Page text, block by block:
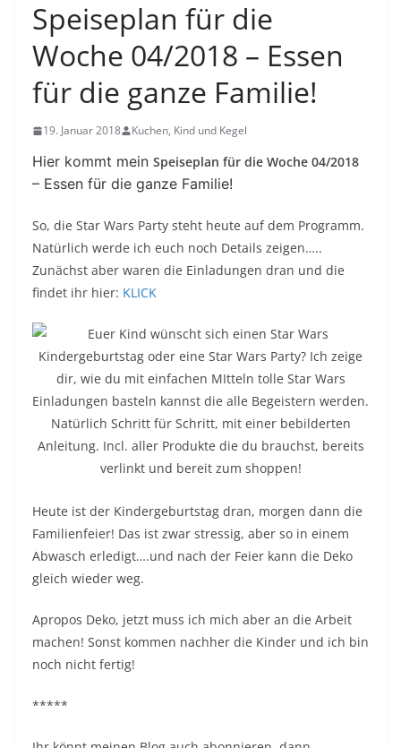
Speiseplan für die
Woche 04/2018 – Essen
für die ganze Familie!
19. Januar 2018 Kuchen, Kind und Kegel
Hier kommt mein Speiseplan für die Woche 04/2018
– Essen für die ganze Familie!
So, die Star Wars Party steht heute auf dem Programm.
Natürlich werde ich euch noch Details zeigen…..
Zunächst aber waren die Einladungen dran und die
findet ihr hier: KLICK
Heute ist der Kindergeburtstag dran, morgen dann die
Familienfeier! Das ist zwar stressig, aber so in einem
Abwasch erledigt….und nach der Feier kann die Deko
gleich wieder weg.
Apropos Deko, jetzt muss ich mich aber an die Arbeit
machen! Sonst kommen nachher die Kinder und ich bin
noch nicht fertig!
*****